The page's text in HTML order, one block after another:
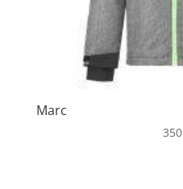
Marc
350